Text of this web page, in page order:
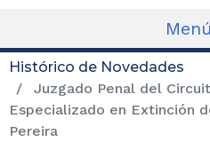
Menú
Histórico de Novedades
Juzgado Penal del
Especializado en Extinción
Pereira